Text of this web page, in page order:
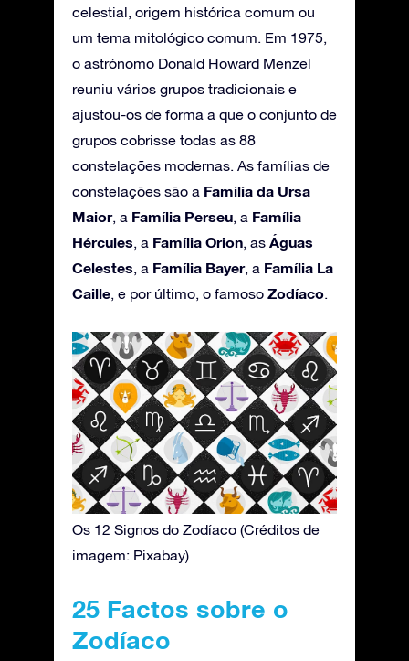
celestial, origem histórica comum ou
um tema mitológico comum. Em 1975,
o astrónomo Donald Howard Menzel
reuniu vários grupos tradicionais e
ajustou-os de forma a que o conjunto de
grupos cobrisse todas as 88
constelações modernas. As famílias de
constelações são a Família da Ursa
Maior, a Família Perseu , a Família
Hércules , a Família Orion , as Águas
Celestes , a Família Bayer, a Família La
Caille , e por último, o famoso Zodíaco
Os 12 Signos do Zodíaco (Créditos de
imagem: Pixabay)
25 Factos sobre o
Zodíaco